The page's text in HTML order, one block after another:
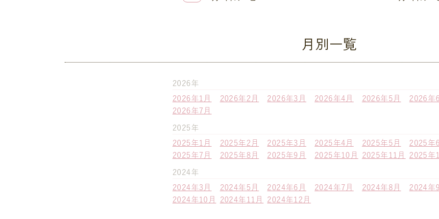
月別一覧
2026年
2026年1月
2026年2月 2026年3月 2026年4月 2026年5月
2026年
2026年7月
2025年
2025年1月
2025年2月 2025年3月 2025年4月 2025年5月
2025年
2025年7月
2025年8月 2025年9月 2025年10月 2025年11月 2025年
2024年
2024年3月
2024年5月 2024年6月 2024年7月 2024年8月
2024年
2024年10月
2024年11月 2024年12月